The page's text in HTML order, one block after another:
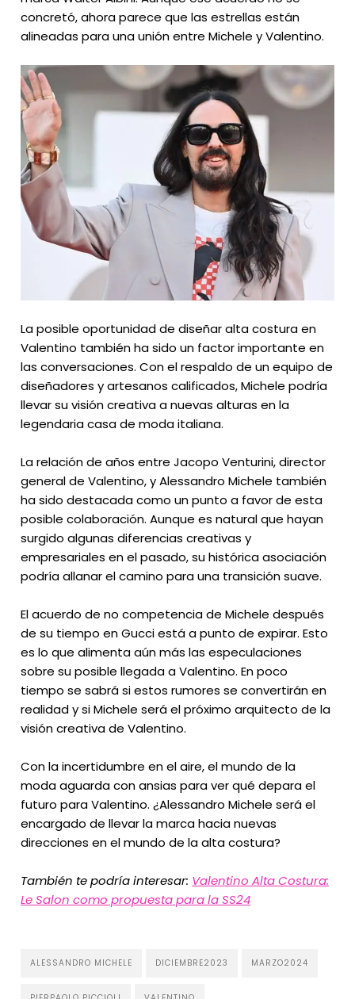
concretó, ahora parece que las estrellas están
alineadas para una unión entre Michele y Valentino.
La posible oportunidad de diseñar alta costura en
Valentino también ha sido un factor importante en
las conversaciones. Con el respaldo de un equipo de
diseñadores y artesanos calificados, Michele podría
llevar su visión creativa a nuevas alturas en la
legendaria casa de moda italiana.
La relación de años entre Jacopo Venturini, director
general de Valentino, y Alessandro Michele también
ha sido destacada como un punto a favor de esta
posible colaboración. Aunque es natural que hayan
surgido algunas diferencias creativas y
empresariales en el pasado, su histórica asociación
podría allanar el camino para una transición suave.
El acuerdo de no competencia de Michele después
de su tiempo en Gucci está a punto de expirar. Esto
es lo que alimenta aún más las especulaciones
sobre su posible llegada a Valentino. En poco
tiempo se sabrá si estos rumores se convertirán en
realidad y si Michele será el próximo arquitecto de la
visión creativa de Valentino.
Con la incertidumbre en el aire, el mundo de la
moda aguarda con ansias para ver qué depara el
futuro para Valentino. ¿Alessandro Michele será el
encargado de llevar la marca hacia nuevas
direcciones en el mundo de la alta costura?
También te podría interesar: Valentino Alta Costura:
Le Salon como propuesta para la SS24
ALESSANDRO MICHELE DICIEMBRE2023 MARZO2024